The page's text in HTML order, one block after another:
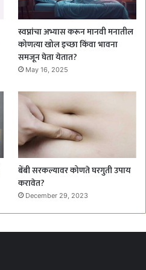
स्वप्नांचा अभ्यास करून मानवी मनातील
कोणत्या खोल इच्छा किंवा भावना
समजून घेता येतात?
May 16, 2025
बेंबी सरकल्यावर कोणते घरगुती उपाय
करावेत?
December 29, 2023